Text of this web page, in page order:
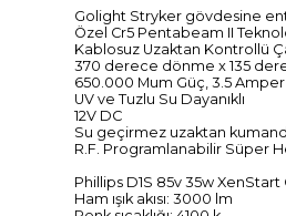
Golight Stryker gövdesine
Özel Cr5 Pentabeam II
Kablosuz Uzaktan Kontrollü
370 derece dönme x 135
650.000 Mum Güç 3.5 Amper
UV ve Tuzlu Su Dayanıklı
12V DC
Su geçirmez uzaktan
R.F. Programlanabilir Süper
Phillips D1S 85v 35w XenStart
Ham ışık akısı: 3000 lm